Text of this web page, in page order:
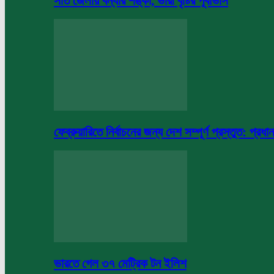
ফেব্রুয়ারিতে নির্বাচনের জন্য দেশ সম্পূর্ণ প্রস্তুত: প্রধান
ভারতে গেল ৩৭ মেট্রিক টন ইলিশ